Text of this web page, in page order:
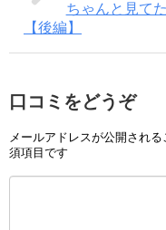
ちゃんと見て
【後編】
口コミをどうぞ
メールアドレスが公開される
須項目です